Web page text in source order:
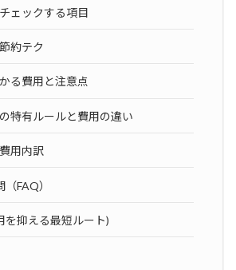
ェックする項目
約テク
る費用と注意点
特有ルールと費用の違い
用内訳
FAQ）
を抑える最短ルート)